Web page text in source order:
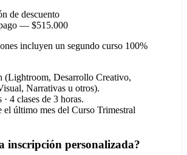
de descuento
— $515.000
incluyen un segundo curso 100%
(Lightroom, Desarrollo Creativo,
Narrativas u otros).
4 clases de 3 horas.
el último mes del Curso Trimestral
inscripción personalizada?